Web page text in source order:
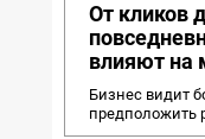
От кликов
влияют на
Бизнес видит
предположить